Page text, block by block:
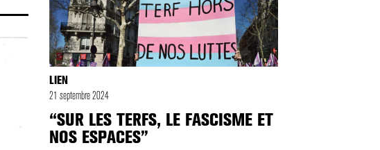
LIEN
21 septembre 2024
“SUR LES TERFS, LE FASCISME ET
NOS ESPACES”